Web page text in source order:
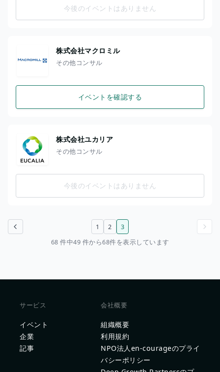
今後のイベントはありません
株式会社マクロミル
その他コンサル
イベントを確認する
株式会社ユカリア
その他コンサル
今後のイベントはありません
前のページ 1 2
3
68 件中49 件から68件を表示しています
サービス
イベント
企業
記事
会社概要
組織概要
利用規約
NPO法人en-courageのプライ
バシーポリシー